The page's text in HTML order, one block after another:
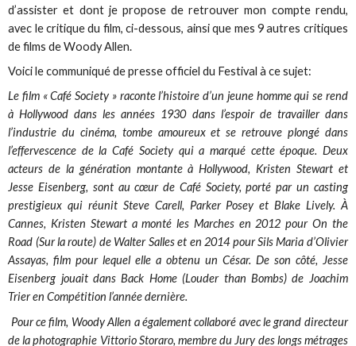
d’assister et dont je propose de retrouver mon compte rendu,
avec le critique du film, ci-dessous, ainsi que mes 9 autres critiques
de films de Woody Allen.
Voici le communiqué de presse officiel du Festival à ce sujet:
Le film « Café Society » raconte l’histoire d’un jeune homme qui se rend
à Hollywood dans les années 1930 dans l’espoir de travailler dans
l’industrie du cinéma, tombe amoureux et se retrouve plongé dans
l’effervescence de la Café Society qui a marqué cette époque. Deux
acteurs de la génération montante à Hollywood, Kristen Stewart et
Jesse Eisenberg, sont au cœur de Café Society, porté par un casting
prestigieux qui réunit Steve Carell, Parker Posey et Blake Lively. À
Cannes, Kristen Stewart a monté les Marches en 2012 pour On the
Road (Sur la route) de Walter Salles et en 2014 pour Sils Maria d’Olivier
Assayas, film pour lequel elle a obtenu un César. De son côté, Jesse
Eisenberg jouait dans Back Home (Louder than Bombs) de Joachim
Trier en Compétition l’année dernière.
Pour ce film, Woody Allen a également collaboré avec le grand directeur
de la photographie Vittorio Storaro, membre du Jury des longs métrages